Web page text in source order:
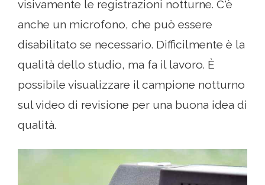
visivamente le registrazioni notturne. C'è
anche un microfono, che può essere
disabilitato se necessario. Difficilmente è la
qualità dello studio, ma fa il lavoro. È
possibile visualizzare il campione notturno
sul video di revisione per una buona idea di
qualità.